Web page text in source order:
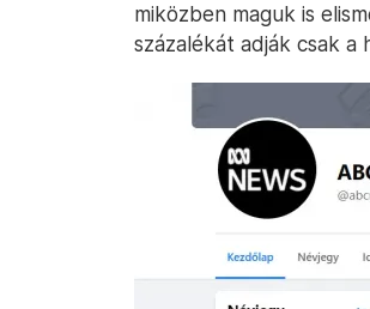
miközben maguk is
százalékát adják csak a